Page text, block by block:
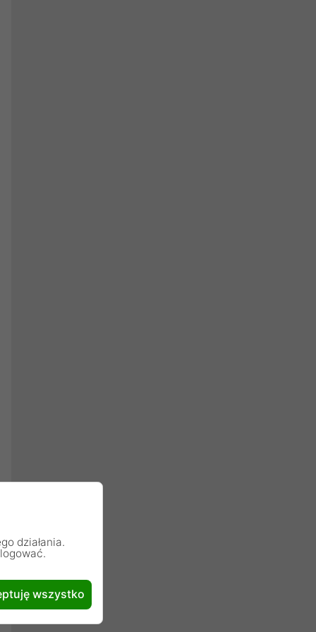
działania.
wszystko